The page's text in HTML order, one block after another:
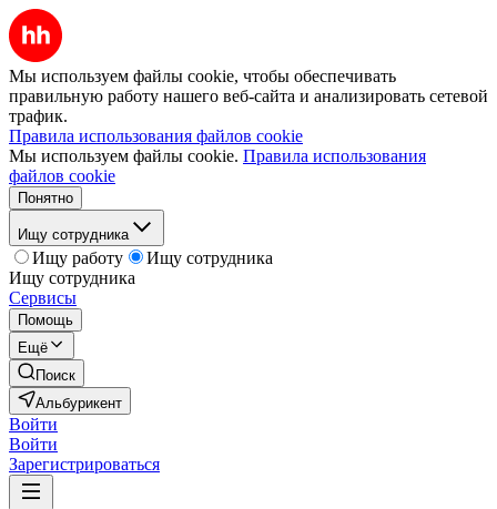
Мы используем файлы cookie, чтобы обеспечивать
правильную работу нашего веб-сайта и анализировать сетевой
трафик.
Правила использования файлов cookie
Мы используем файлы cookie. Правила использования
файлов cookie
Понятно
Ищу сотрудника
Ищу работу
Ищу сотрудника
Ищу сотрудника
Сервисы
Помощь
Ещё
Поиск
Альбурикент
Войти
Войти
Зарегистрироваться